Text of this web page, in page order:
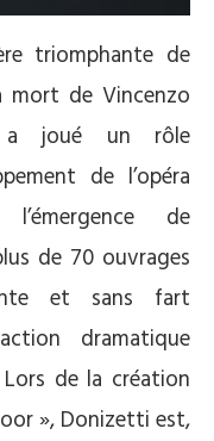
triomphante de
mort de Vincenzo
a joué un rôle
de l’opéra
de
de 70 ouvrages
et sans fart
dramatique
de la création
», Donizetti est,